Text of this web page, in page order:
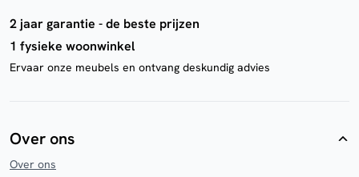
2 jaar garantie - de beste prijzen
1 fysieke woonwinkel
Ervaar onze meubels en ontvang deskundig advies
Over ons
Over ons